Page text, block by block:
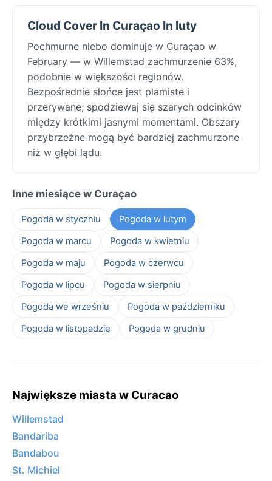
Cloud Cover In Curaçao In luty
Pochmurne niebo dominuje w Curaçao w
February — w Willemstad zachmurzenie 63%,
podobnie w większości regionów.
Bezpośrednie słońce jest plamiste i
przerywane; spodziewaj się szarych odcinków
między krótkimi jasnymi momentami. Obszary
przybrzeżne mogą być bardziej zachmurzone
niż w głębi lądu.
Inne miesiące w Curaçao
Pogoda w styczniu
Pogoda w lutym
Pogoda w marcu
Pogoda w kwietniu
Pogoda w maju
Pogoda w czerwcu
Pogoda w lipcu
Pogoda w sierpniu
Pogoda we wrześniu
Pogoda w październiku
Pogoda w listopadzie
Pogoda w grudniu
Największe miasta w Curacao
Willemstad
Bandariba
Bandabou
St. Michiel